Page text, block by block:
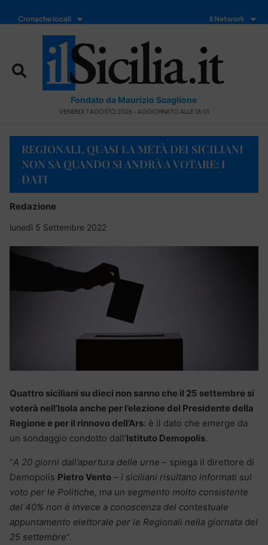
Cronache locali Il Network
Fondato da Maurizio Scaglione
VENERDÌ 7 AGOSTO 2026 - AGGIORNATO ALLE 18:01
REGIONALI, QUASI LA METÀ DEI SICILIANI
NON SA QUANDO SI ANDRÀ A VOTARE: I
DATI
Redazione
lunedì 5 Settembre 2022
Quattro siciliani su dieci non sanno che il 25 settembre si
voterà nell’Isola anche per l’elezione del Presidente della
Regione e per il rinnovo dell’Ars: è il dato che emerge da
un sondaggio condotto dall’Istituto Demopolis.
“A 20 giorni dall’apertura delle urne – spiega il direttore di
Demopolis Pietro Vento – i siciliani risultano informati sul
voto per le Politiche, ma un segmento molto consistente
del 40% non è invece a conoscenza del contestuale
appuntamento elettorale per le Regionali nella giornata del
25 settembre“.